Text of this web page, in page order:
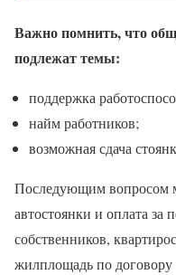
Важно помнить, что
подлежат темы:
поддержка
найм работников;
возможная сдача
Последующим вопросом
автостоянки и оплата за
собственников,
жилплощадь по